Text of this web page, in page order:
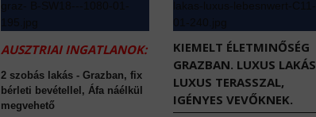
AUSZTRIAI INGATLANOK:
2 szobás lakás - Grazban, fix
bérleti bevétellel, Áfa náélkül
megvehető
KIEMELT ÉLETMINŐSÉG
GRAZBAN. LUXUS LAKÁS
LUXUS TERASSZAL,
IGÉNYES VEVŐKNEK.